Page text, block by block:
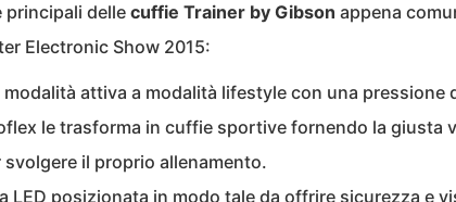
principali delle cuffie Trainer by Gibson appena
Electronic Show 2015:
modalità attiva a modalità lifestyle con una pressione
le trasforma in cuffie sportive fornendo la giusta
il proprio allenamento.
LED posizionata in modo tale da offrire sicurezza e